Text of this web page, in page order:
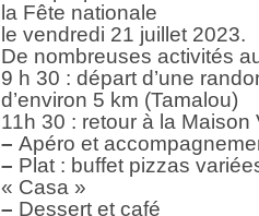
la Fête nationale
le vendredi 21 juillet 2023.
De nombreuses activités
9 h 30 : départ d’une
d’environ 5 km (Tamalou)
11h 30 : retour à la Maison
– Apéro et
– Plat : buffet pizzas
« Casa »
– Dessert et café